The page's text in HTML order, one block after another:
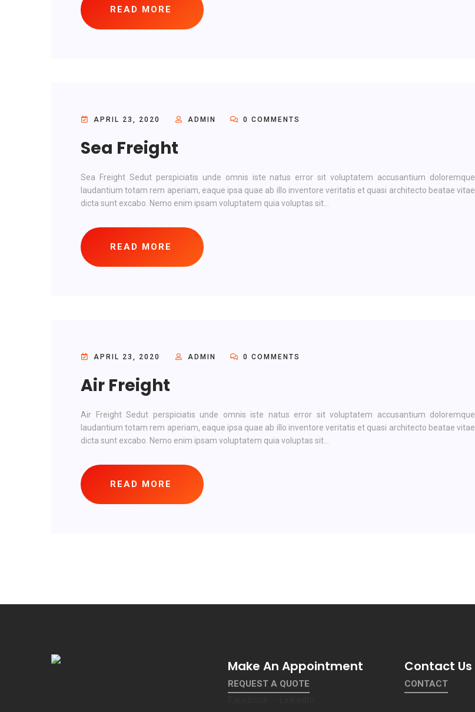
READ MORE
APRIL 23, 2020 ADMIN 0 COMMENTS
Sea Freight
Sea Freight Sedut perspiciatis unde omnis iste natus error sit voluptatem accusantium doloremque
laudantium totam rem aperiam, eaque ipsa quae ab illo inventore veritatis et quasi architecto beatae vitae
dicta sunt excabo. Nemo enim ipsam voluptatem quia voluptas sit...
READ MORE
APRIL 23, 2020 ADMIN 0 COMMENTS
Air Freight
Air Freight Sedut perspiciatis unde omnis iste natus error sit voluptatem accusantium doloremque
laudantium totam rem aperiam, eaque ipsa quae ab illo inventore veritatis et quasi architecto beatae vitae
dicta sunt excabo. Nemo enim ipsam voluptatem quia voluptas sit...
READ MORE
Make An Appointment
REQUEST A QUOTE
Contact Us
CONTACT